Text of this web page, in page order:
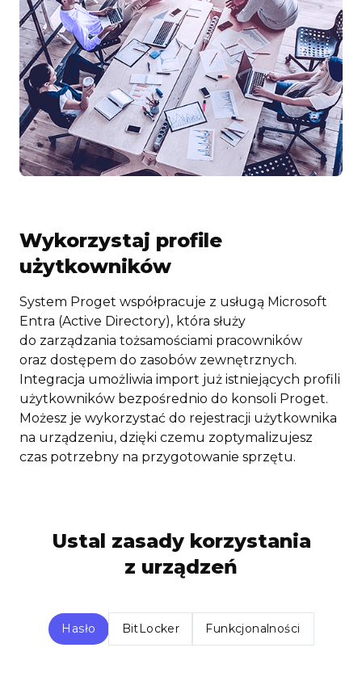
Wykorzystaj profile
użytkowników
System Proget współpracuje z usługą Microsoft
Entra (Active Directory), która służy
do zarządzania tożsamościami pracowników
oraz dostępem do zasobów zewnętrznych.
Integracja umożliwia import już istniejących profili
użytkowników bezpośrednio do konsoli Proget.
Możesz je wykorzystać do rejestracji użytkownika
na urządzeniu, dzięki czemu zoptymalizujesz
czas potrzebny na przygotowanie sprzętu.
Ustal zasady korzystania
z urządzeń
Hasło BitLocker Funkcjonalności